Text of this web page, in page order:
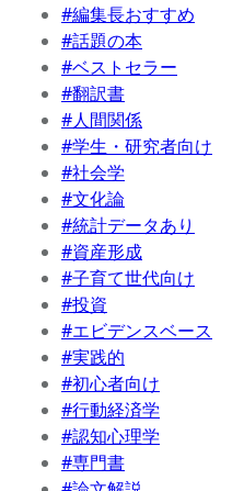
#編集長おすすめ
#話題の本
#ベストセラー
#翻訳書
#人間関係
#学生・研究者向け
#社会学
#文化論
#統計データあり
#資産形成
#子育て世代向け
#投資
#エビデンスベース
#実践的
#初心者向け
#行動経済学
#認知心理学
#専門書